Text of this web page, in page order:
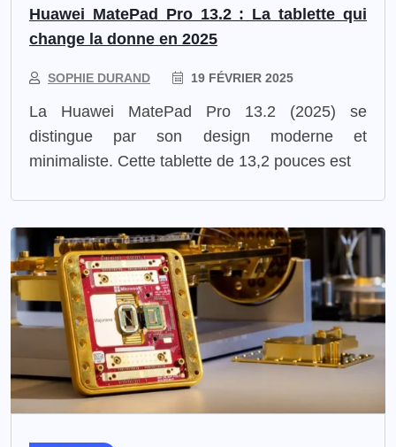
Huawei MatePad Pro 13.2 : La tablette qui
change la donne en 2025
SOPHIE DURAND 19 FÉVRIER 2025
La Huawei MatePad Pro 13.2 (2025) se
distingue par son design moderne et
minimaliste. Cette tablette de 13,2 pouces est